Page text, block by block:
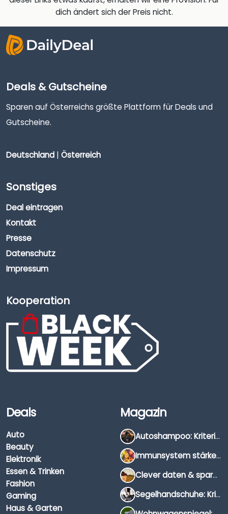
dich ändert sich der Preis nicht.
Deals & Gutscheine
Sparen auf Österreichs größte Plattform für Deals und
Gutscheine.
Deutschland | Österreich
Sonstiges
Deal eintragen
Kontakt
Presse
Datenschutz
Impressum
Kooperation
Deals
Auto
Beauty
Elektronik
Essen & Trinken
Fashion
Gaming
Haus & Garten
Magazin
Autoshampoo: Kriterien, Unterschiede & Anwendung
Immunsystem stärken: Hausmittel, Vitamine & Wissenswertes
Clever daten & sparen: So findest du die besten Deals für Dates und Unternehmungen
Segelhandschuhe: Kriterien, Materialien & Tipps